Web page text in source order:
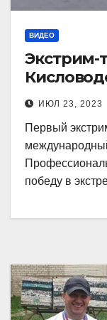
ВИДЕО
Экстрим-
ИЮЛ 23, 2023
Первый
победу в